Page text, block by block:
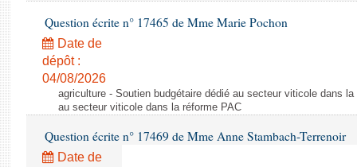
Question écrite n° 17465 de Mme Marie Pochon
Date de
dépôt :
04/08/2026
agriculture - Soutien budgétaire dédié au secteur viticole dans
au secteur viticole dans la réforme PAC
Question écrite n° 17469 de Mme Anne Stambach-Terrenoir
Date de